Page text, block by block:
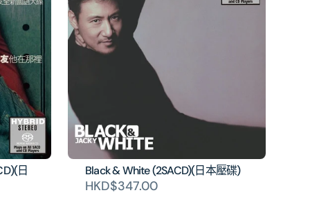
日 Black & White (2SACD)(日本壓碟)
HKD$347.00